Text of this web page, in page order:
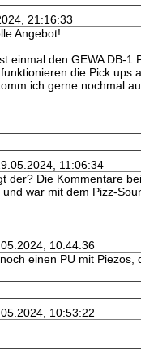
21:16:33
Angebot!
einmal den GEWA DB-
die Pick ups
ich gerne nochmal
11:06:34
der? Die Kommentare
und war mit dem Pizz-
10:44:36
einen PU mit
10:53:22